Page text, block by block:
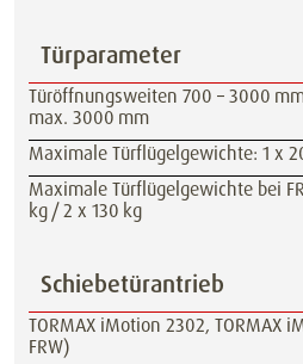
Türparameter
Türöffnungsweiten 700 – 3000
max. 3000 mm
Maximale Türflügelgewichte: 1 x
Maximale Türflügelgewichte bei
kg / 2 x 130 kg
Schiebetürantrieb
TORMAX iMotion 2302, TORMAX
FRW)